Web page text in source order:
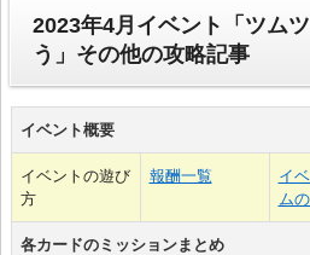
2023年4月イベント「ツム
う」その他の攻略記事
イベント概要
イベントの遊び
方
報酬一覧
イ
ム
各カードのミッションまとめ